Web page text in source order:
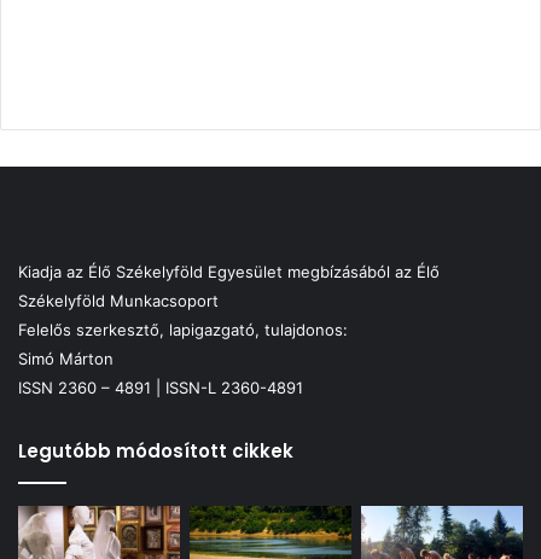
Kiadja az Élő Székelyföld Egyesület megbízásából az Élő
Székelyföld Munkacsoport
Felelős szerkesztő, lapigazgató, tulajdonos:
Simó Márton
ISSN 2360 – 4891 | ISSN-L 2360-4891
Legutóbb módosított cikkek